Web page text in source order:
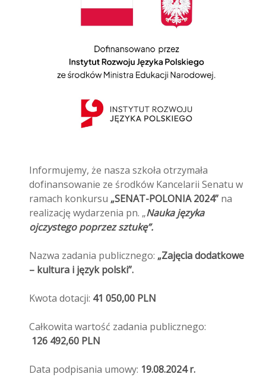
Informujemy, że nasza szkoła otrzymała
dofinansowanie ze środków Kancelarii Senatu w
ramach konkursu „SENAT-POLONIA 2024” na
realizację wydarzenia pn. „Nauka języka
ojczystego poprzez sztukę”.
Nazwa zadania publicznego: „Zajęcia dodatkowe
– kultura i język polski”.
Kwota dotacji: 41 050,00 PLN
Całkowita wartość zadania publicznego:
126 492,60 PLN
Data podpisania umowy: 19.08.2024 r.